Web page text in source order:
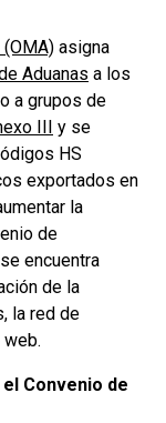
asigna
Aduanas a los
a grupos de
III y se
HS
exportados en
la
de
encuentra
de la
la red de
Convenio de